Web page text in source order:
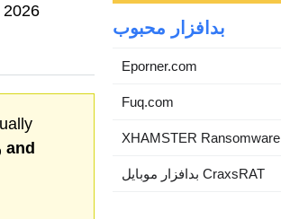
2026
and
بدافزار محبوب
Eporner.com
Fuq.com
XHAMSTER Ransomware
بدافزار موبایل CraxsRAT